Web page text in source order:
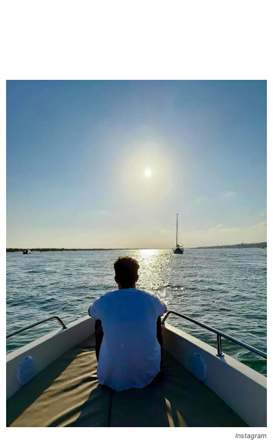
Instagram